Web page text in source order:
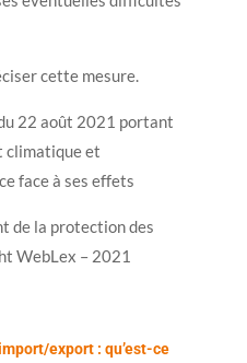
cette mesure.
22 août 2021 portant
climatique et
face à ses effets
de la protection des
WebLex – 2021
export : qu’est-ce